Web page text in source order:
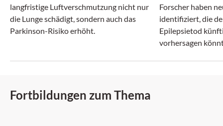
langfristige Luftverschmutzung nicht nur
die Lunge schädigt, sondern auch das
Parkinson-Risiko erhöht.
Forscher haben
identifiziert, die
Epilepsietod
vorhersagen
Fortbildungen zum Thema